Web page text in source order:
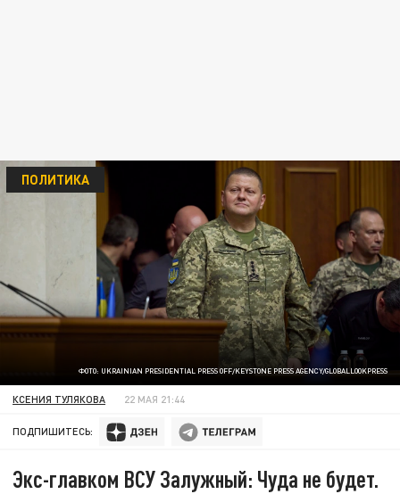
ФОТО: UKRAINIAN PRESIDENTIAL PRESS OFF/KEYSTONE PRESS AGENCY/GLOBALLOOKPRESS
ПОЛИТИКА
КСЕНИЯ ТУЛЯКОВА 22 МАЯ 21:44
ПОДПИШИТЕСЬ:
Экс-главком ВСУ Залужный: Чуда не будет.